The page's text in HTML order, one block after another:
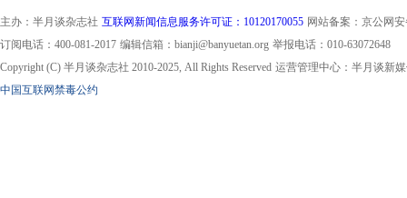
主办：半月谈杂志社 互联网新闻信息服务许可证：10120170055 网站备案：京公网安
订阅电话：400-081-2017 编辑信箱：bianji@banyuetan.org 举报电话：010-63072648
Copyright (C) 半月谈杂志社 2010-2025, All Rights Reserved 运营管理中心：半月谈新
中国互联网禁毒公约